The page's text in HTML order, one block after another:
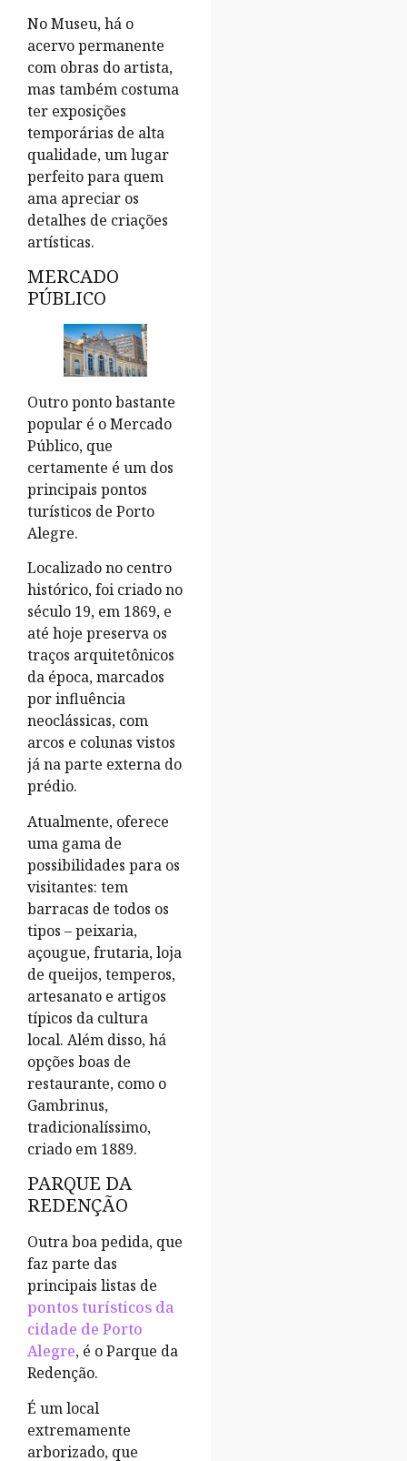
No Museu, há o
acervo permanente
com obras do artista,
mas também costuma
ter exposições
temporárias de alta
qualidade, um lugar
perfeito para quem
ama apreciar os
detalhes de criações
artísticas.
MERCADO
PÚBLICO
Outro ponto bastante
popular é o Mercado
Público, que
certamente é um dos
principais pontos
turísticos de Porto
Alegre.
Localizado no centro
histórico, foi criado no
século 19, em 1869, e
até hoje preserva os
traços arquitetônicos
da época, marcados
por influência
neoclássicas, com
arcos e colunas vistos
já na parte externa do
prédio.
Atualmente, oferece
uma gama de
possibilidades para os
visitantes: tem
barracas de todos os
tipos – peixaria,
açougue, frutaria, loja
de queijos, temperos,
artesanato e artigos
típicos da cultura
local. Além disso, há
opções boas de
restaurante, como o
Gambrinus,
tradicionalíssimo,
criado em 1889.
PARQUE DA
REDENÇÃO
Outra boa pedida, que
faz parte das
principais listas de
pontos turísticos da
cidade de Porto
Alegre, é o Parque da
Redenção.
É um local
extremamente
arborizado, que